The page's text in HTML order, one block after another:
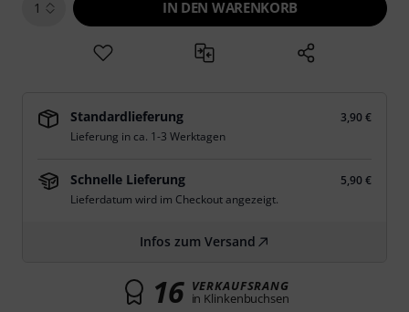
1 IN DEN WARENKORB
Standardlieferung
3,90 €
Lieferung in ca. 1-3 Werktagen
Schnelle Lieferung
5,90 €
Lieferdatum wird im Checkout angezeigt.
Infos zum Versand
16 VERKAUFSRANG
in Klinkenbuchsen